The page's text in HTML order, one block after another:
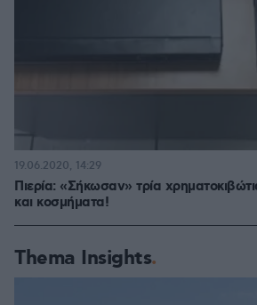
Πιερία: «Σήκωσαν» τρία
και κοσμήματα!
19.06.2020, 14:29
Thema Insights